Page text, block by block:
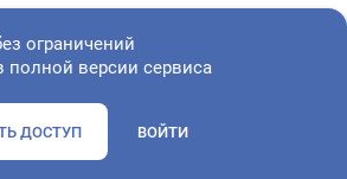
компании
ограничений
полной версии сервиса
ДОСТУП ВОЙТИ